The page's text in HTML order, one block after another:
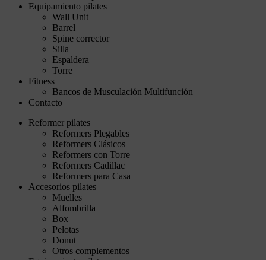
Equipamiento pilates
Wall Unit
Barrel
Spine corrector
Silla
Espaldera
Torre
Fitness
Bancos de Musculación Multifunción
Contacto
Reformer pilates
Reformers Plegables
Reformers Clásicos
Reformers con Torre
Reformers Cadillac
Reformers para Casa
Accesorios pilates
Muelles
Alfombrilla
Box
Pelotas
Donut
Otros complementos